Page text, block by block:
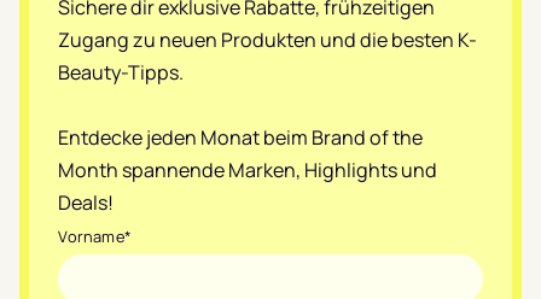
Sichere dir exklusive Rabatte, frühzeitigen
Zugang zu neuen Produkten und die besten K-
Beauty-Tipps.
Entdecke jeden Monat beim Brand of the
Month spannende Marken, Highlights und
Deals!
Vorname*